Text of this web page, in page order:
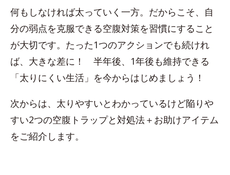
何もしなければ太っていく一方。だからこそ、自
分の弱点を克服できる空腹対策を習慣にすること
が大切です。たった1つのアクションでも続けれ
ば、大きな差に！ 半年後、1年後も維持できる
「太りにくい生活」を今からはじめましょう！
次からは、太りやすいとわかっているけど陥りや
すい2つの空腹トラップと対処法＋お助けアイテム
をご紹介します。